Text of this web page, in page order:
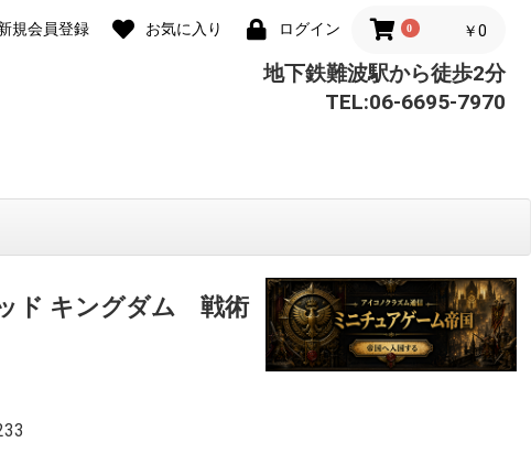
規会員登録 お気に入り ログイン 0 ￥0
地下鉄難波駅から徒歩2分
TEL:06-6695-7970
ド キングダム 戦術